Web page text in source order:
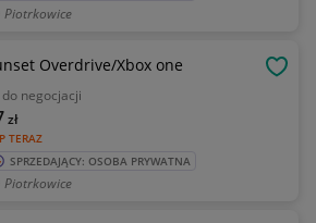
Piotrkowice
Overdrive/Xbox one
do negocjacji
TERAZ
zł
SPRZEDAJĄCY: OSOBA PRYWATNA
Piotrkowice